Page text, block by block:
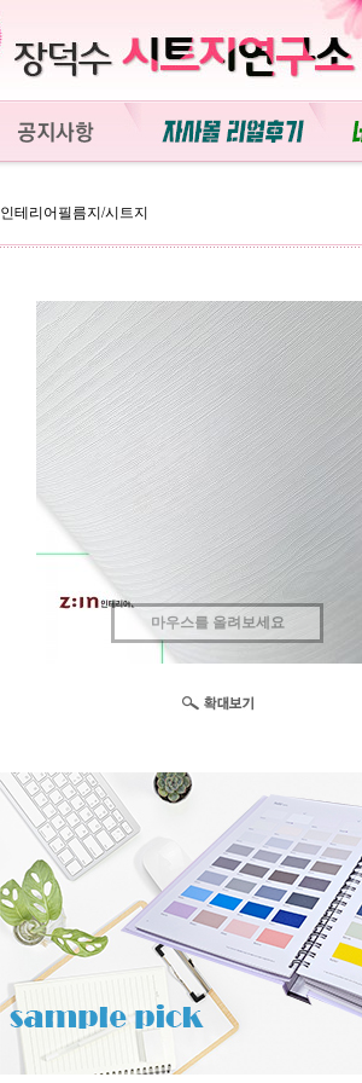
인테리어필름지/시트지
마우스를 올려보세요